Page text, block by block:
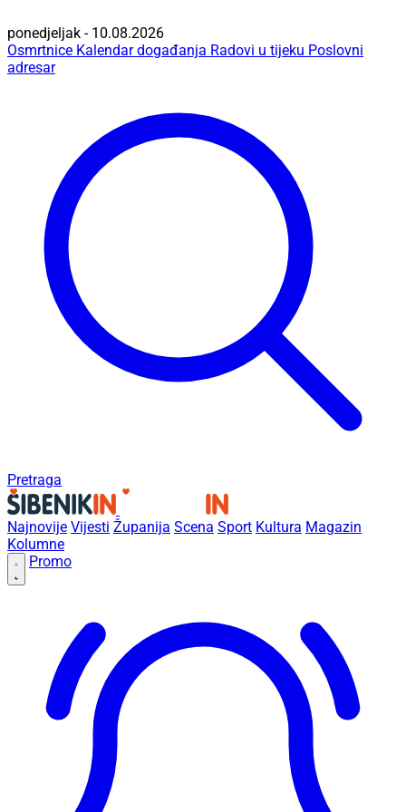
ponedjeljak - 10.08.2026
Osmrtnice Kalendar događanja Radovi u tijeku Poslovni
adresar
Pretraga
Najnovije Vijesti Županija Scena Sport Kultura Magazin
Kolumne
Promo